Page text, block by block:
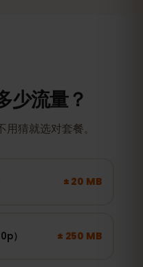
少流量？
猜就选对套餐。
± 20 MB
） ± 250 MB